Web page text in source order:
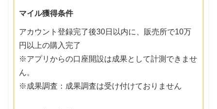
マイル獲得条件
アカウント登録完了後30日以内に、販売所で10万
円以上の購入完了
※アプリからの口座開設は成果として計測できませ
ん。
※成果調査：成果調査は受け付けておりません